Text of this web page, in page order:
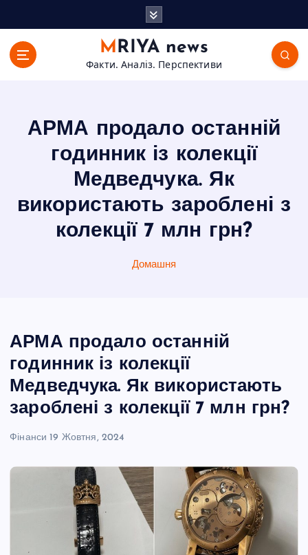
MRIYA news
Факти. Аналіз. Перспективи
АРМА продало останній
годинник із колекції
Медведчука. Як
використають зароблені з
колекції 7 млн грн?
Домашня
АРМА продало останній
годинник із колекції
Медведчука. Як використають
зароблені з колекції 7 млн грн?
Фінанси 19 Жовтня, 2024